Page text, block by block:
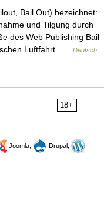
Bail Out) bezeichnet:
und Tilgung durch
des Web Publishing Bail
Luftfahrt …
Deutsch
18+
Joomla,
Drupal,